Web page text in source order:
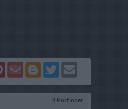
Send
via
GMail
Del
på
Blogger
Del
på
Twitter
Send
4 Portioner